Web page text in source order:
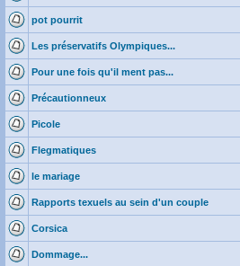
pot pourrit
Les préservatifs Olympiques...
Pour une fois qu'il ment pas...
Précautionneux
Picole
Flegmatiques
le mariage
Rapports texuels au sein d'un couple
Corsica
Dommage...